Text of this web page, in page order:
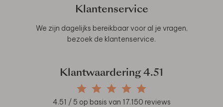
Klantenservice
We zijn dagelijks bereikbaar voor al je vragen,
bezoek de klantenservice.
Klantwaardering 4.51
4.51 / 5 op basis van 17.150 reviews